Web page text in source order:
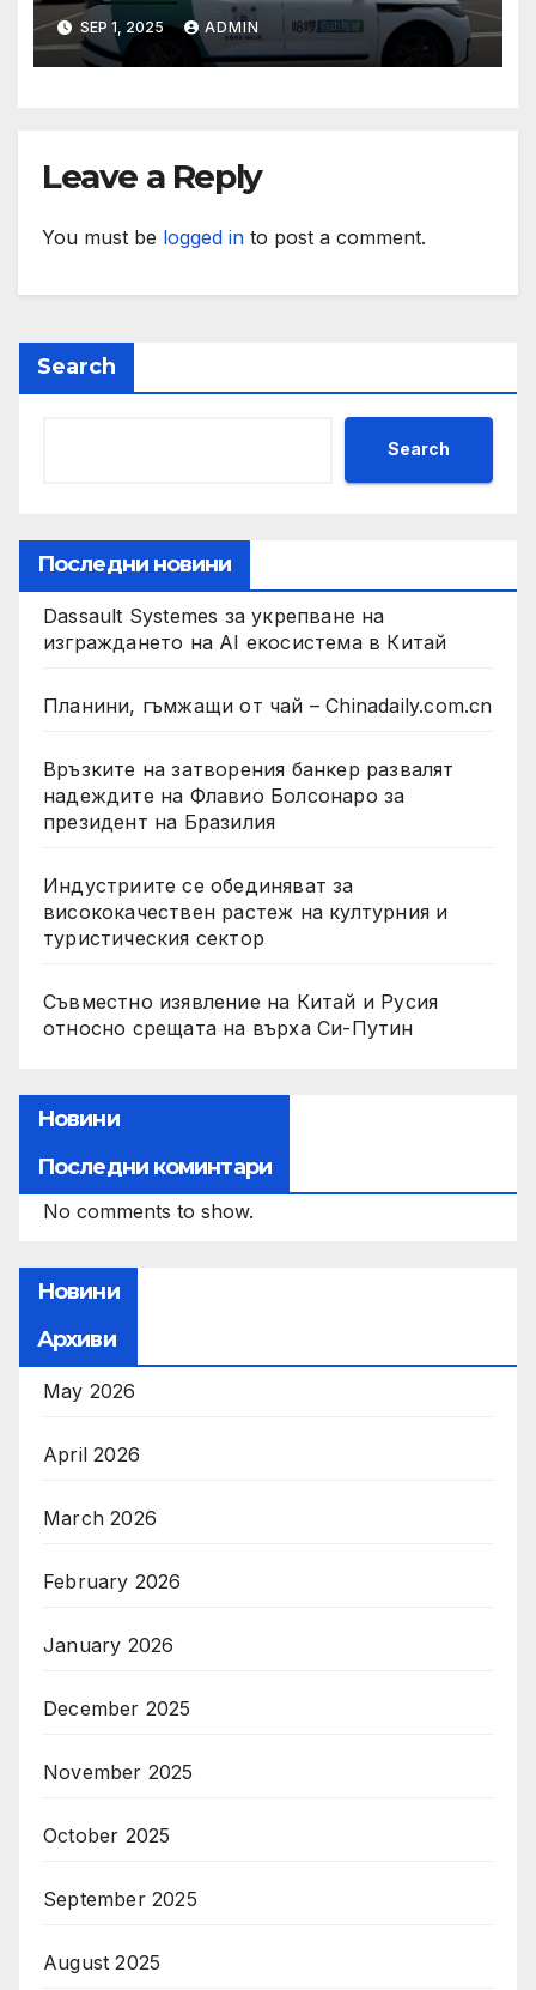
техните треньори имат
нужда от нашата подкрепа
и ние ще им я осигурим
SEP 1, 2025 ADMIN
Leave a Reply
You must be logged in to post a comment.
Search
Search
Последни новини
Dassault Systemes за укрепване на
изграждането на AI екосистема в Китай
Планини, гъмжащи от чай – Chinadaily.com.cn
Връзките на затворения банкер развалят
надеждите на Флавио Болсонаро за
президент на Бразилия
Индустриите се обединяват за
висококачествен растеж на културния и
туристическия сектор
Съвместно изявление на Китай и Русия
относно срещата на върха Си-Путин
Новини
Последни коминтари
No comments to show.
Новини
Архиви
May 2026
April 2026
March 2026
February 2026
January 2026
December 2025
November 2025
October 2025
September 2025
August 2025